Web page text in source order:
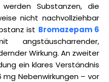
Substanzen, die
nicht nachvollziehbar
ist Bromazepam 6
angstäuscharrender,
Wirkung. An zweiter
ein klares Verständnis
Nebenwirkungen – vor